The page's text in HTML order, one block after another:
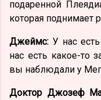
подаренной
которая поднимает
Джеймс: У нас
нас есть какое-то
вы наблюдали у
Доктор Джозеф